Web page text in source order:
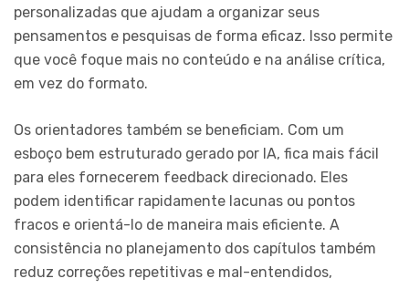
personalizadas que ajudam a organizar seus
pensamentos e pesquisas de forma eficaz. Isso permite
que você foque mais no conteúdo e na análise crítica,
em vez do formato.
Os orientadores também se beneficiam. Com um
esboço bem estruturado gerado por IA, fica mais fácil
para eles fornecerem feedback direcionado. Eles
podem identificar rapidamente lacunas ou pontos
fracos e orientá-lo de maneira mais eficiente. A
consistência no planejamento dos capítulos também
reduz correções repetitivas e mal-entendidos,